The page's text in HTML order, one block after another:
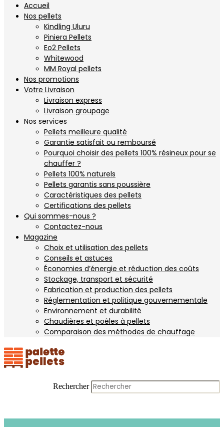
Accueil
Nos pellets
Kindling Uluru
Piniera Pellets
Eo2 Pellets
Whitewood
MM Royal pellets
Nos promotions
Votre Livraison
Livraison express
Livraison groupage
Nos services
Pellets meilleure qualité
Garantie satisfait ou remboursé
Pourquoi choisir des pellets 100% résineux pour se
chauffer ?
Pellets 100% naturels
Pellets garantis sans poussière
Caractéristiques des pellets
Certifications des pellets
Qui sommes-nous ?
Contactez-nous
Magazine
Choix et utilisation des pellets
Conseils et astuces
Économies d’énergie et réduction des coûts
Stockage, transport et sécurité
Fabrication et production des pellets
Réglementation et politique gouvernementale
Environnement et durabilité
Chaudières et poêles à pellets
Comparaison des méthodes de chauffage
Rechercher